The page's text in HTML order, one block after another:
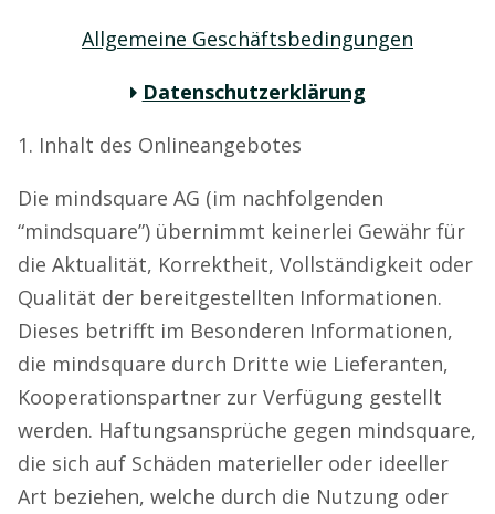
Allgemeine Geschäftsbedingungen
Datenschutzerklärung
1. Inhalt des Onlineangebotes
Die mindsquare AG (im nachfolgenden
“mindsquare”) übernimmt keinerlei Gewähr für
die Aktualität, Korrektheit, Vollständigkeit oder
Qualität der bereitgestellten Informationen.
Dieses betrifft im Besonderen Informationen,
die mindsquare durch Dritte wie Lieferanten,
Kooperationspartner zur Verfügung gestellt
werden. Haftungsansprüche gegen mindsquare,
die sich auf Schäden materieller oder ideeller
Art beziehen, welche durch die Nutzung oder